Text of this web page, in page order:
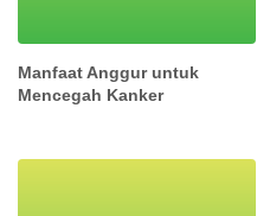
Manfaat Anggur untuk
Mencegah Kanker